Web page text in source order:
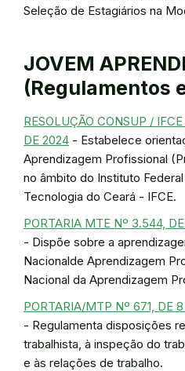
Seleção de Estagiários na
JOVEM
(Regulamentos
RESOLUÇÃO CONSUP /
DE 2024 - Estabelece
Aprendizagem Profissional
no âmbito do Instituto
Tecnologia do Ceará - IFCE.
PORTARIA MTE Nº 3.544,
- Dispõe sobre a
Nacionalde Aprendizagem
Nacional da Aprendizagem
PORTARIA/MTP Nº 671, DE
- Regulamenta disposições
trabalhista, à inspeção do
e às relações de trabalho.